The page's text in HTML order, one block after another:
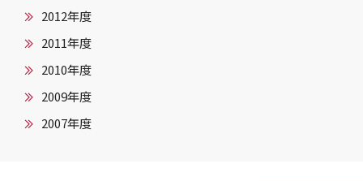
2012年度
2011年度
2010年度
2009年度
2007年度